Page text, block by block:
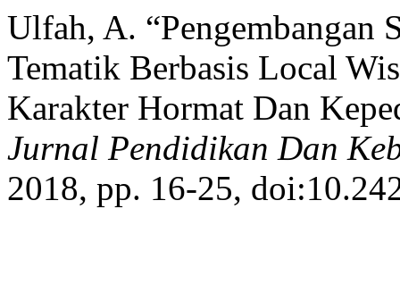
Ulfah, A. “Pengembangan
Tematik Berbasis Local
Karakter Hormat Dan
Jurnal Pendidikan Dan
2018, pp. 16-25,